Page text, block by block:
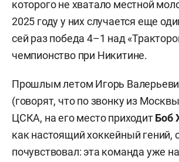
которого не хватало местной
2025 году у них случается еще
сей раз победа 4–1 над
чемпионство при Никитине.
Прошлым летом Игорь
(говорят, что по звонку из
ЦСКА, на его место приходитБоб
как настоящий хоккейный гений,
почувствовал: эта команда уже